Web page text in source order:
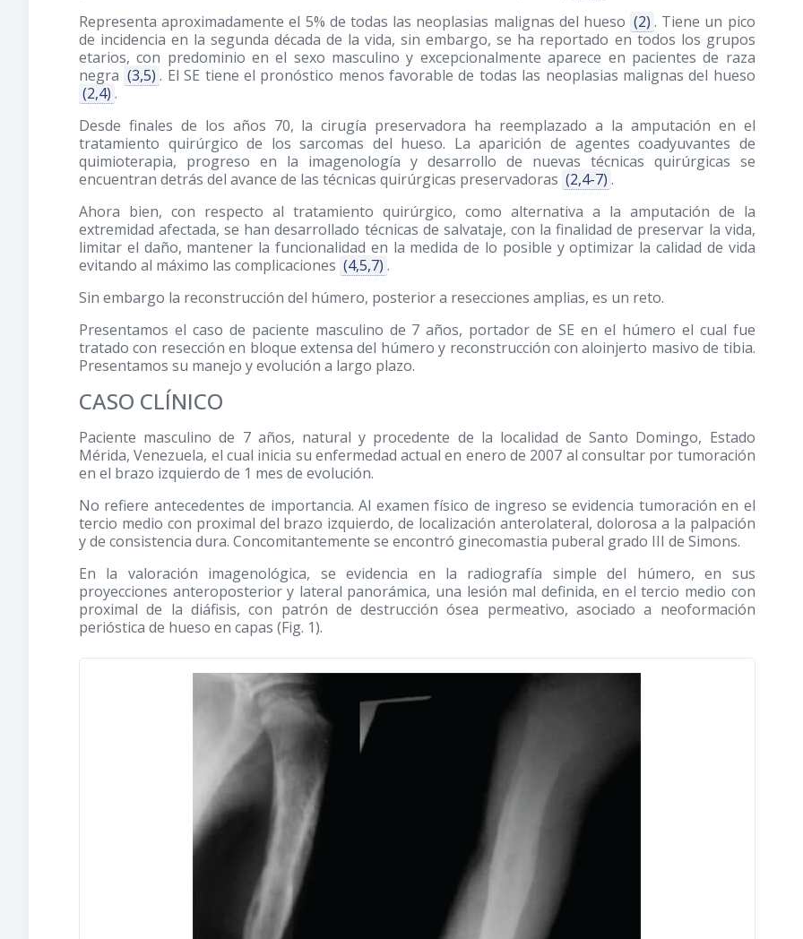
Representa aproximadamente el 5% de todas las neoplasias malignas del hueso (2) . Tiene un pico
de incidencia en la segunda década de la vida, sin embargo, se ha reportado en todos los grupos
etarios, con predominio en el sexo masculino y excepcionalmente aparece en pacientes de raza
negra (3,5) . El SE tiene el pronóstico menos favorable de todas las neoplasias malignas del hueso
(2,4) .
Desde finales de los años 70, la cirugía preservadora ha reemplazado a la amputación en el
tratamiento quirúrgico de los sarcomas del hueso. La aparición de agentes coadyuvantes de
quimioterapia, progreso en la imagenología y desarrollo de nuevas técnicas quirúrgicas se
encuentran detrás del avance de las técnicas quirúrgicas preservadoras (2,4-7) .
Ahora bien, con respecto al tratamiento quirúrgico, como alternativa a la amputación de la
extremidad afectada, se han desarrollado técnicas de salvataje, con la finalidad de preservar la vida,
limitar el daño, mantener la funcionalidad en la medida de lo posible y optimizar la calidad de vida
evitando al máximo las complicaciones (4,5,7) .
Sin embargo la reconstrucción del húmero, posterior a resecciones amplias, es un reto.
Presentamos el caso de paciente masculino de 7 años, portador de SE en el húmero el cual fue
tratado con resección en bloque extensa del húmero y reconstrucción con aloinjerto masivo de tibia.
Presentamos su manejo y evolución a largo plazo.
CASO CLÍNICO
Paciente masculino de 7 años, natural y procedente de la localidad de Santo Domingo, Estado
Mérida, Venezuela, el cual inicia su enfermedad actual en enero de 2007 al consultar por tumoración
en el brazo izquierdo de 1 mes de evolución.
No refiere antecedentes de importancia. Al examen físico de ingreso se evidencia tumoración en el
tercio medio con proximal del brazo izquierdo, de localización anterolateral, dolorosa a la palpación
y de consistencia dura. Concomitantemente se encontró ginecomastia puberal grado III de Simons.
En la valoración imagenológica, se evidencia en la radiografía simple del húmero, en sus
proyecciones anteroposterior y lateral panorámica, una lesión mal definida, en el tercio medio con
proximal de la diáfisis, con patrón de destrucción ósea permeativo, asociado a neoformación
perióstica de hueso en capas (Fig. 1).